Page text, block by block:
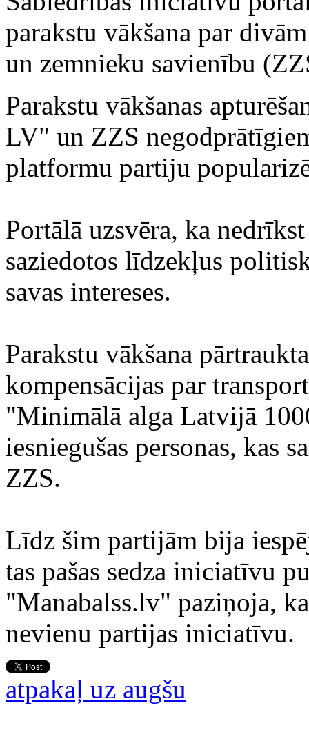
parakstu vākšana par
un zemnieku savienību
Parakstu vākšanas
LV" un ZZS
platformu partiju
Portālā uzsvēra, ka
saziedotos līdzekļus
savas intereses.
Parakstu vākšana
kompensācijas par
"Minimālā alga Latvijā
iesniegušas personas, kas
ZZS.
Līdz šim partijām bija
tas pašas sedza iniciatīvu
"Manabalss.lv" paziņoja,
nevienu partijas iniciatīvu.
atpakaļ uz augšu